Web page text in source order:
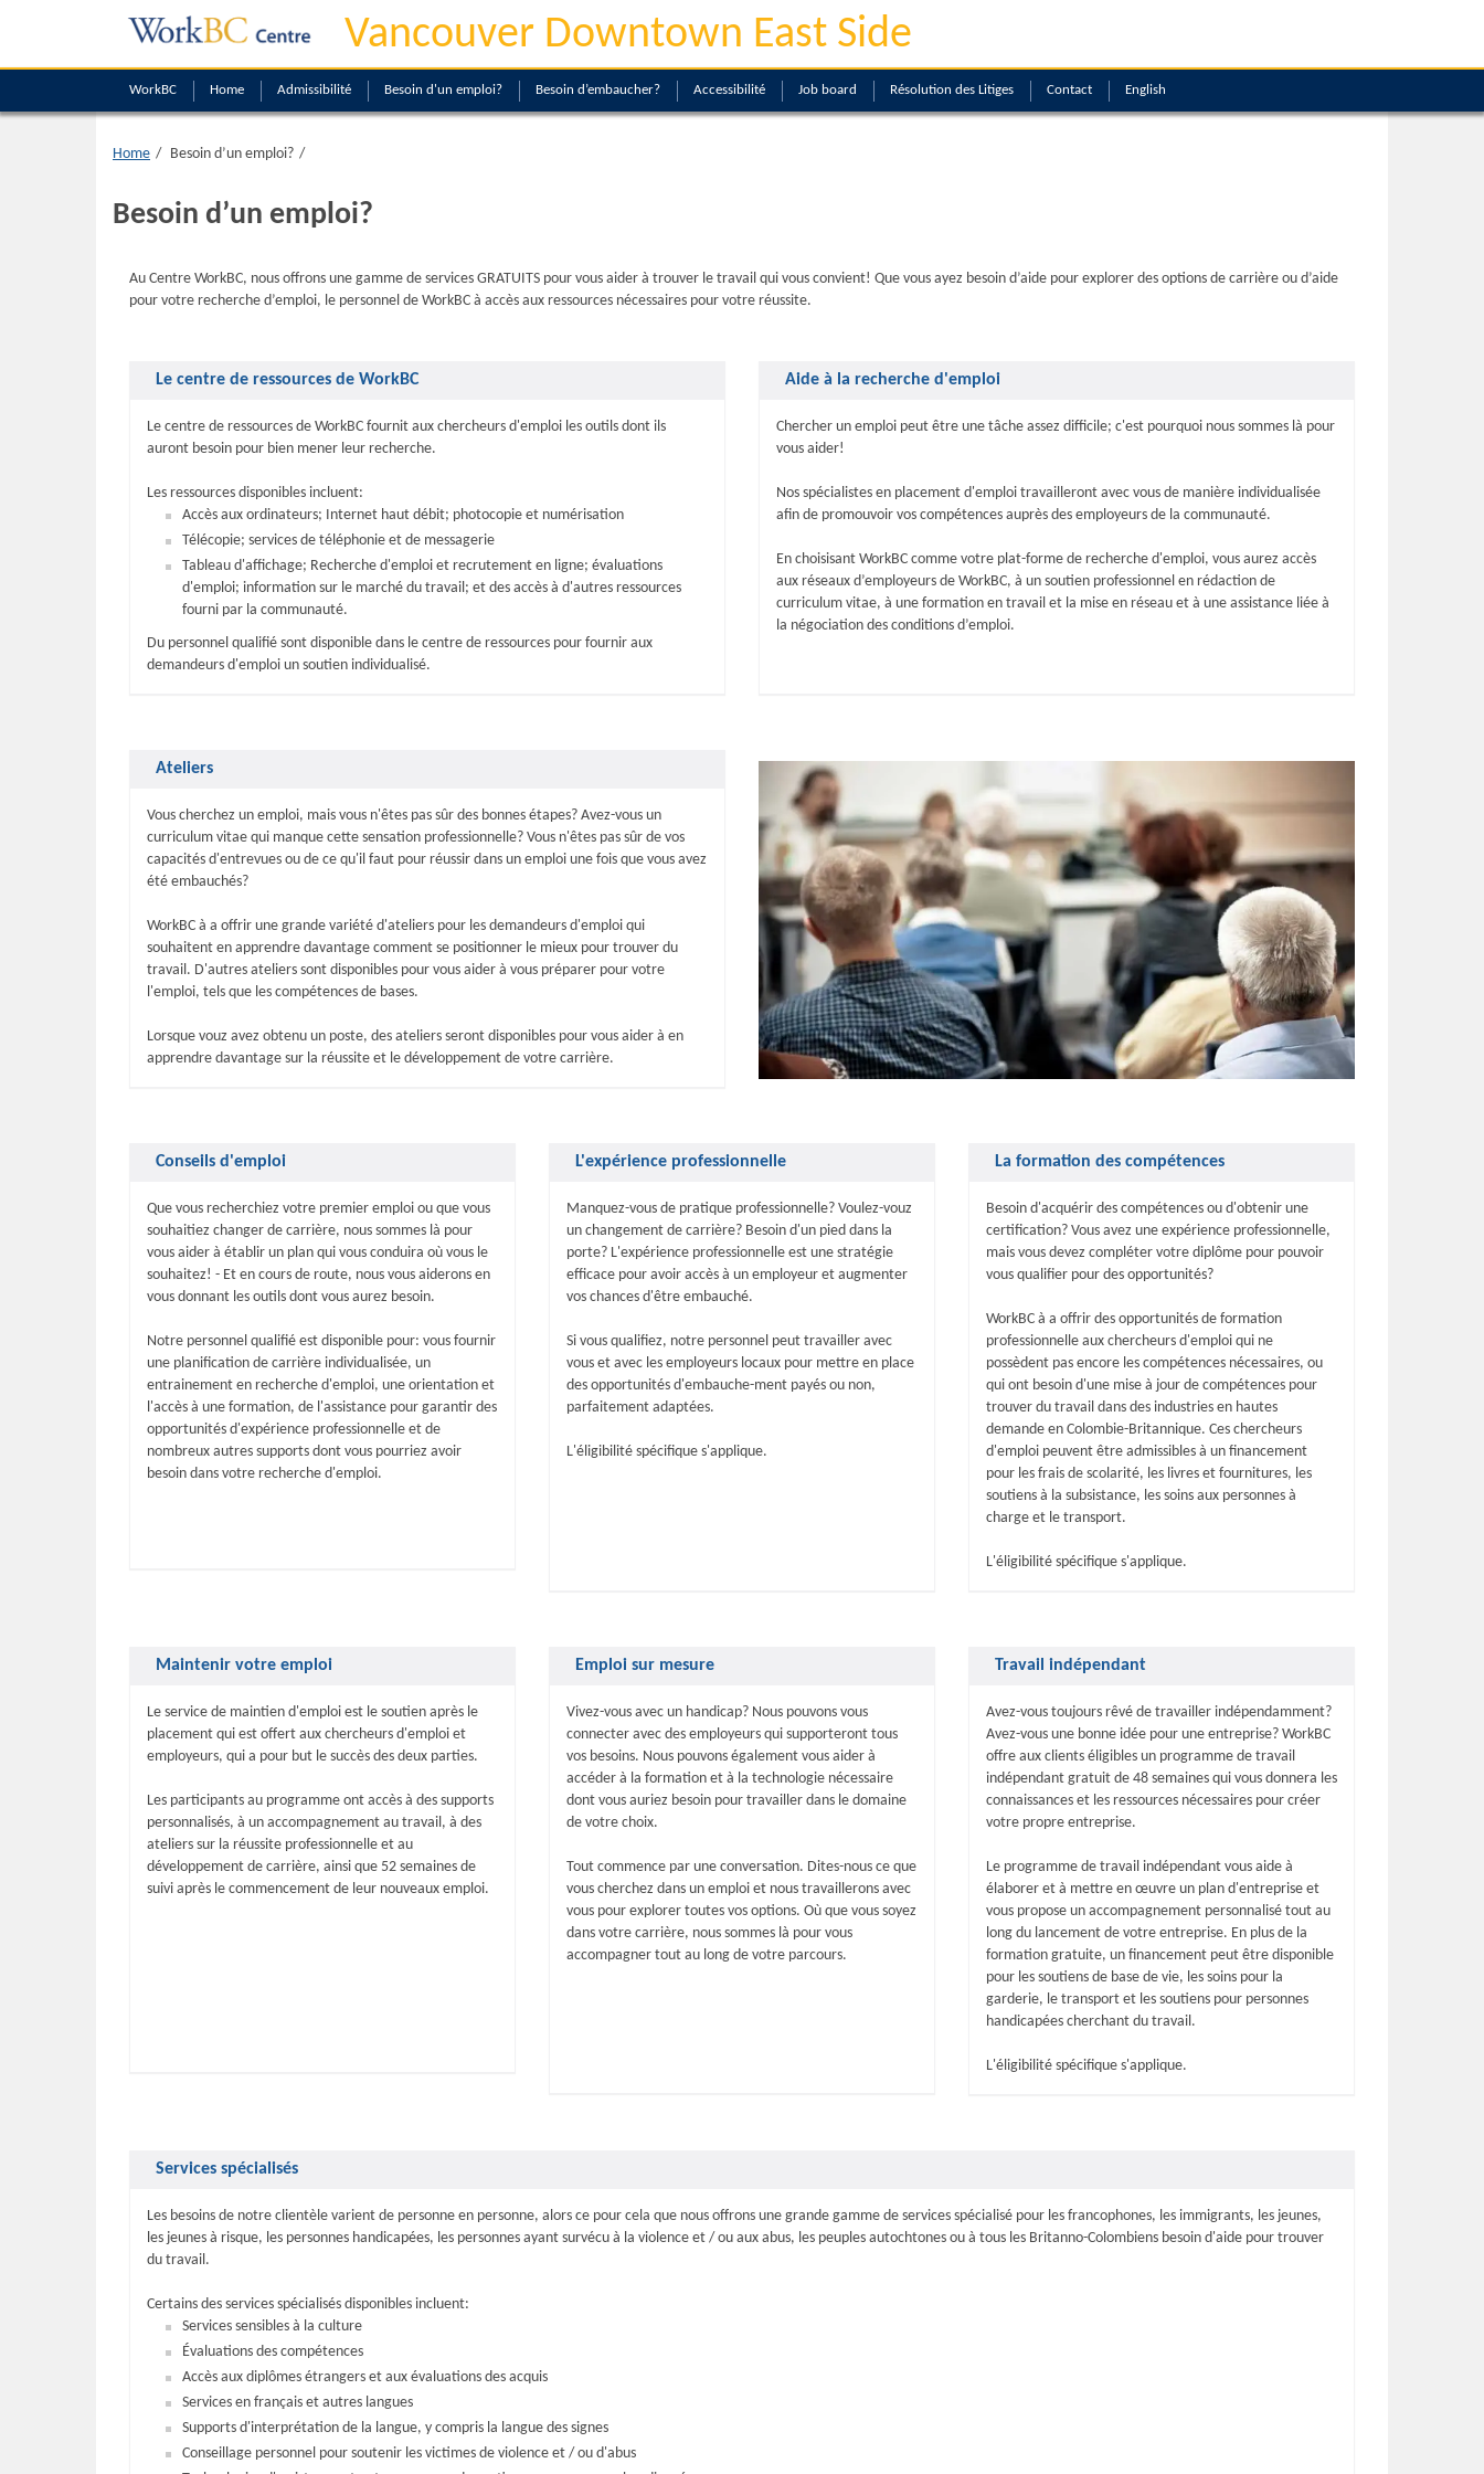
Vancouver Downtown East Side
WorkBC Home Admissibilité Besoin d'un emploi? Besoin d’embaucher? Accessibilité Job board Résolution des Litiges Contact English
Home Besoin d’un emploi?
Besoin d’un emploi?
Au Centre WorkBC, nous offrons une gamme de services GRATUITS pour vous aider à trouver le travail qui vous convient! Que vous ayez besoin d’aide pour explorer des options de carrière ou d’aide
pour votre recherche d’emploi, le personnel de WorkBC à accès aux ressources nécessaires pour votre réussite.
Le centre de ressources de WorkBC
Le centre de ressources de WorkBC fournit aux chercheurs d'emploi les outils dont ils
auront besoin pour bien mener leur recherche.
Les ressources disponibles incluent:
Accès aux ordinateurs; Internet haut débit; photocopie et numérisation
Télécopie; services de téléphonie et de messagerie
Tableau d'affichage; Recherche d'emploi et recrutement en ligne; évaluations
d'emploi; information sur le marché du travail; et des accès à d'autres ressources
fourni par la communauté.
Du personnel qualifié sont disponible dans le centre de ressources pour fournir aux
demandeurs d'emploi un soutien individualisé.
Aide à la recherche d'emploi
Chercher un emploi peut être une tâche assez difficile; c'est pourquoi nous sommes là pour
vous aider!
Nos spécialistes en placement d'emploi travailleront avec vous de manière individualisée
afin de promouvoir vos compétences auprès des employeurs de la communauté.
En choisisant WorkBC comme votre plat-forme de recherche d'emploi, vous aurez accès
aux réseaux d’employeurs de WorkBC, à un soutien professionnel en rédaction de
curriculum vitae, à une formation en travail et la mise en réseau et à une assistance liée à
la négociation des conditions d’emploi.
Ateliers
Vous cherchez un emploi, mais vous n'êtes pas sûr des bonnes étapes? Avez-vous un
curriculum vitae qui manque cette sensation professionnelle? Vous n'êtes pas sûr de vos
capacités d'entrevues ou de ce qu'il faut pour réussir dans un emploi une fois que vous avez
été embauchés?
WorkBC à a offrir une grande variété d'ateliers pour les demandeurs d'emploi qui
souhaitent en apprendre davantage comment se positionner le mieux pour trouver du
travail. D'autres ateliers sont disponibles pour vous aider à vous préparer pour votre
l'emploi, tels que les compétences de bases.
Lorsque vouz avez obtenu un poste, des ateliers seront disponibles pour vous aider à en
apprendre davantage sur la réussite et le développement de votre carrière.
Conseils d'emploi
Que vous recherchiez votre premier emploi ou que vous
souhaitiez changer de carrière, nous sommes là pour
vous aider à établir un plan qui vous conduira où vous le
souhaitez! - Et en cours de route, nous vous aiderons en
vous donnant les outils dont vous aurez besoin.
Notre personnel qualifié est disponible pour: vous fournir
une planification de carrière individualisée, un
entrainement en recherche d'emploi, une orientation et
l'accès à une formation, de l'assistance pour garantir des
opportunités d'expérience professionnelle et de
nombreux autres supports dont vous pourriez avoir
besoin dans votre recherche d'emploi.
L'expérience professionnelle
Manquez-vous de pratique professionnelle? Voulez-vouz
un changement de carrière? Besoin d'un pied dans la
porte? L'expérience professionnelle est une stratégie
efficace pour avoir accès à un employeur et augmenter
vos chances d'être embauché.
Si vous qualifiez, notre personnel peut travailler avec
vous et avec les employeurs locaux pour mettre en place
des opportunités d'embauche-ment payés ou non,
parfaitement adaptées.
L'éligibilité spécifique s'applique.
La formation des compétences
Besoin d'acquérir des compétences ou d'obtenir une
certification? Vous avez une expérience professionnelle,
mais vous devez compléter votre diplôme pour pouvoir
vous qualifier pour des opportunités?
WorkBC à a offrir des opportunités de formation
professionnelle aux chercheurs d'emploi qui ne
possèdent pas encore les compétences nécessaires, ou
qui ont besoin d'une mise à jour de compétences pour
trouver du travail dans des industries en hautes
demande en Colombie-Britannique. Ces chercheurs
d'emploi peuvent être admissibles à un financement
pour les frais de scolarité, les livres et fournitures, les
soutiens à la subsistance, les soins aux personnes à
charge et le transport.
L'éligibilité spécifique s'applique.
Maintenir votre emploi
Le service de maintien d'emploi est le soutien après le
placement qui est offert aux chercheurs d'emploi et
employeurs, qui a pour but le succès des deux parties.
Les participants au programme ont accès à des supports
personnalisés, à un accompagnement au travail, à des
ateliers sur la réussite professionnelle et au
développement de carrière, ainsi que 52 semaines de
suivi après le commencement de leur nouveaux emploi.
Emploi sur mesure
Vivez-vous avec un handicap? Nous pouvons vous
connecter avec des employeurs qui supporteront tous
vos besoins. Nous pouvons également vous aider à
accéder à la formation et à la technologie nécessaire
dont vous auriez besoin pour travailler dans le domaine
de votre choix.
Tout commence par une conversation. Dites-nous ce que
vous cherchez dans un emploi et nous travaillerons avec
vous pour explorer toutes vos options. Où que vous soyez
dans votre carrière, nous sommes là pour vous
accompagner tout au long de votre parcours.
Travail indépendant
Avez-vous toujours rêvé de travailler indépendamment?
Avez-vous une bonne idée pour une entreprise? WorkBC
offre aux clients éligibles un programme de travail
indépendant gratuit de 48 semaines qui vous donnera les
connaissances et les ressources nécessaires pour créer
votre propre entreprise.
Le programme de travail indépendant vous aide à
élaborer et à mettre en œuvre un plan d'entreprise et
vous propose un accompagnement personnalisé tout au
long du lancement de votre entreprise. En plus de la
formation gratuite, un financement peut être disponible
pour les soutiens de base de vie, les soins pour la
garderie, le transport et les soutiens pour personnes
handicapées cherchant du travail.
L'éligibilité spécifique s'applique.
Services spécialisés
Les besoins de notre clientèle varient de personne en personne, alors ce pour cela que nous offrons une grande gamme de services spécialisé pour les francophones, les immigrants, les jeunes,
les jeunes à risque, les personnes handicapées, les personnes ayant survécu à la violence et / ou aux abus, les peuples autochtones ou à tous les Britanno-Colombiens besoin d'aide pour trouver
du travail.
Certains des services spécialisés disponibles incluent:
Services sensibles à la culture
Évaluations des compétences
Accès aux diplômes étrangers et aux évaluations des acquis
Services en français et autres langues
Supports d'interprétation de la langue, y compris la langue des signes
Conseillage personnel pour soutenir les victimes de violence et / ou d'abus